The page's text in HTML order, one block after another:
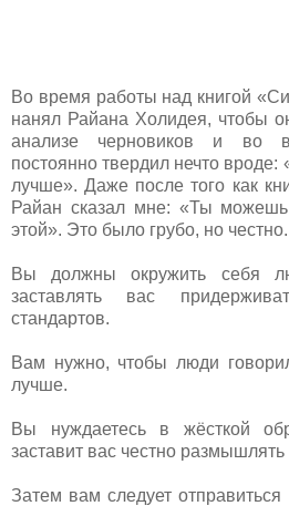
Во время работы над книгой
нанял Райана Холидея, чтобы
анализе черновиков и во
постоянно твердил нечто
лучше». Даже после того как
Райан сказал мне: «Ты можешь
этой». Это было грубо, но честно.
Вы должны окружить себя
заставлять вас
стандартов.
Вам нужно, чтобы люди
лучше.
Вы нуждаетесь в жёсткой
заставит вас честно размышлять
Затем вам следует